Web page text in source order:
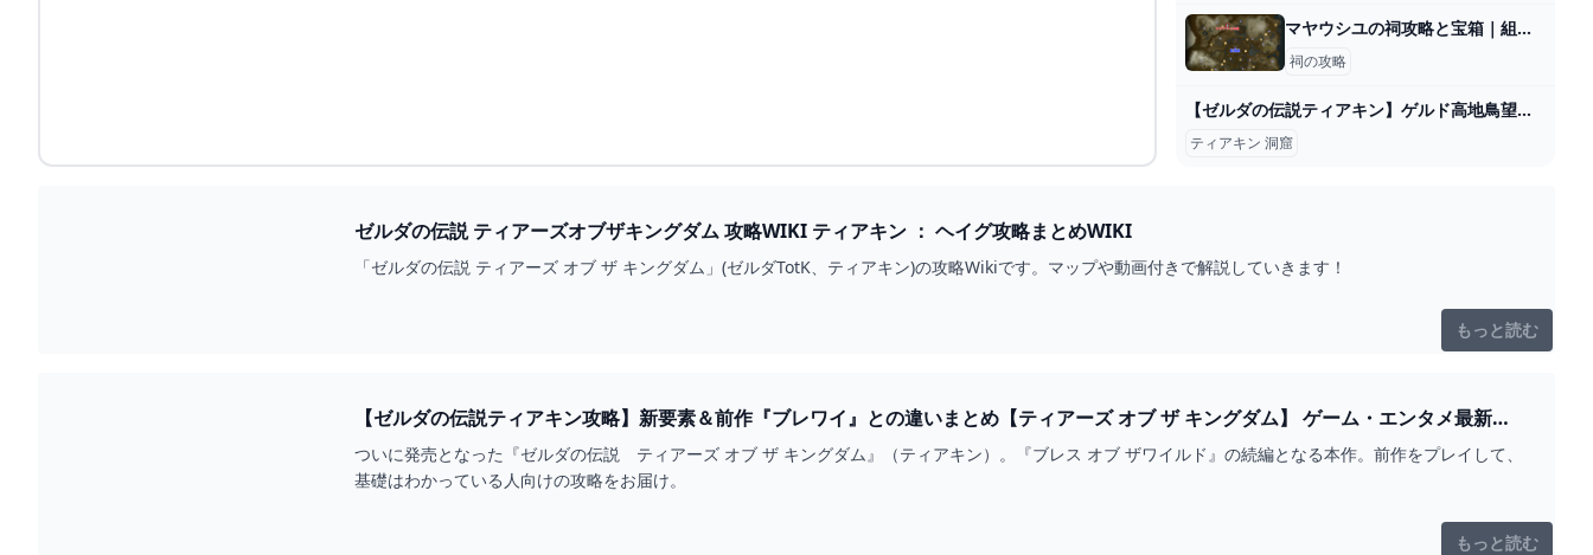
マヤウシユの祠攻略と宝箱｜組み合わせ
祠の攻略
【ゼルダの伝説ティアキン】ゲルド高地鳥望台エリアの洞窟＆マヨイを全攻略！ Part139 - YouTube
ティアキン 洞窟
ゼルダの伝説 ティアーズオブザキングダム 攻略WIKI ティアキン ： ヘイグ攻略まとめWIKI
「ゼルダの伝説 ティアーズ オブ ザ キングダム」(ゼルダTotK、ティアキン)の攻略Wikiです。マップや動画付きで解説していきます！
もっと読む
【ゼルダの伝説ティアキン攻略】新要素＆前作『ブレワイ』との違いまとめ【ティアーズ オブ ザ キングダム】 ゲーム・エンタメ最新情
報のファミ通.COM
ついに発売となった『ゼルダの伝説 ティアーズ オブ ザ キングダム』（ティアキン）。『ブレス オブ ザワイルド』の続編となる本作。前作をプレイして、
基礎はわかっている人向けの攻略をお届け。
もっと読む